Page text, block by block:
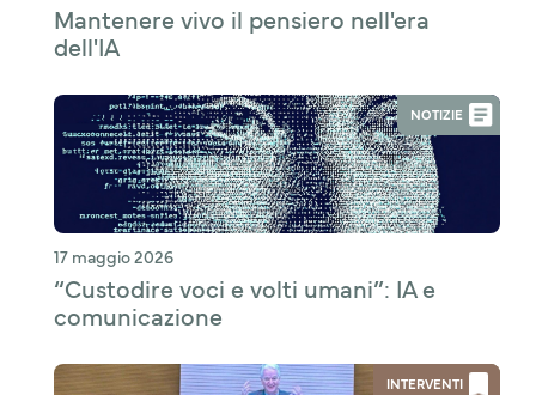
Mantenere vivo il pensiero nell'era
dell'IA
NOTIZIE
17 maggio 2026
“Custodire voci e volti umani”: IA e
comunicazione
INTERVENTI